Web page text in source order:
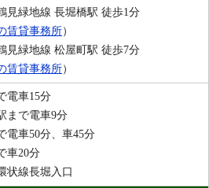
見緑地線 長堀橋駅 徒歩1分
賃貸事務所）
見緑地線 松屋町駅 徒歩7分
賃貸事務所）
電車15分
まで電車9分
電車50分、車45分
車20分
状線長堀入口